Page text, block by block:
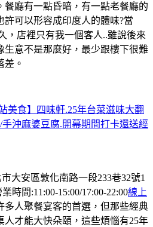
餐廳有一點昏暗，有一點老餐廳的
許可以形容成印度人的體味?當
，店裡只有我一個客人..雖說後來
生意不是那麼好，最少跟樓下很難
差。
美食】四味軒.25年台菜滋味大翻
沖麻婆豆腐.開幕期間打卡還送經
大安區敦化南路一段233巷32號1
時間:11:00-15:00/17:00-22:00線上
多人聚餐宴客的首選，但那些經典
人才能大快朵頤，這些煩惱有25年